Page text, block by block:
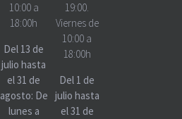
10:00 a
18:00h
Del 13 de
julio hasta
el 31 de
agosto: De
lunes a
19:00.
Viernes de
10:00 a
18:00h
Del 1 de
julio hasta
el 31 de